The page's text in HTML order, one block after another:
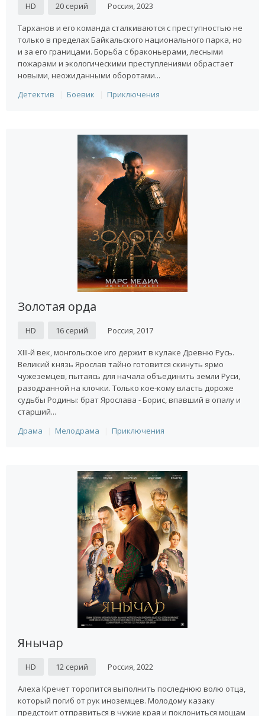
HD 20 серий Россия, 2023
Тарханов и его команда сталкиваются с преступностью не
только в пределах Байкальского национального парка, но
и за его границами. Борьба с браконьерами, лесными
пожарами и экологическими преступлениями обрастает
новыми, неожиданными оборотами...
Детектив
Боевик Приключения
Золотая орда
HD 16 серий Россия, 2017
XIII-й век, монгольское иго держит в кулаке Древню Русь.
Великий князь Ярослав тайно готовится скинуть ярмо
чужеземцев, пытаясь для начала объединить земли Руси,
разодранной на клочки. Только кое-кому власть дороже
судьбы Родины: брат Ярослава - Борис, впавший в опалу и
старший...
Драма
Мелодрама Приключения
Янычар
HD 12 серий Россия, 2022
Алеха Кречет торопится выполнить последнюю волю отца,
который погиб от рук иноземцев. Молодому казаку
предстоит отправиться в чужие края и поклониться мощам